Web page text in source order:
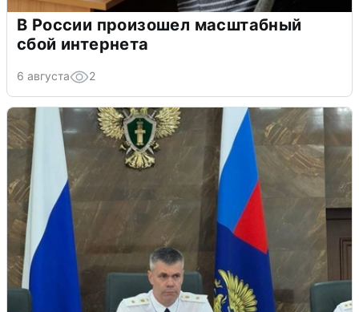
В России произошел масштабный
сбой интернета
6 августа 2